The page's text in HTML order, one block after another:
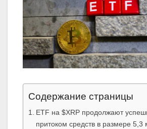
Содержание страницы
ETF на $XRP продолжают
притоком средств в размере 5,3